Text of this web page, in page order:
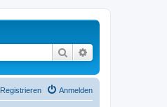
Suche
Anmelden
Registrieren